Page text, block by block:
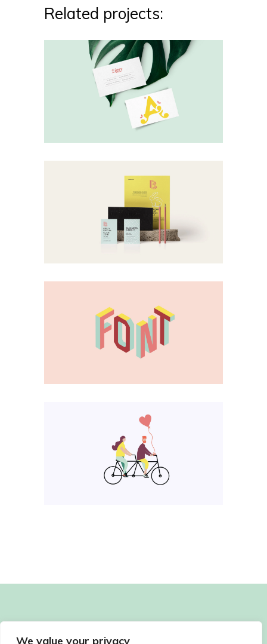
We value your privacy
Related projects: